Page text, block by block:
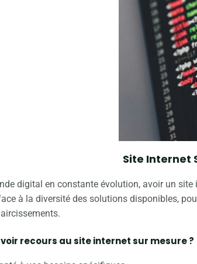
Site Internet
digital en constante évolution, avoir un
à la diversité des solutions disponibles,
recours au site internet sur mesure ?